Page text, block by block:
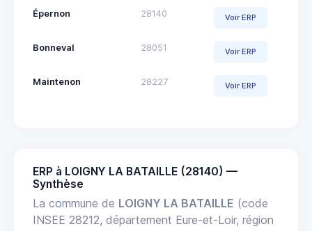
Épernon 28140 Voir ERP
Bonneval 28051 Voir ERP
Maintenon 28227 Voir ERP
ERP à LOIGNY LA BATAILLE (28140) —
Synthèse
La commune de LOIGNY LA BATAILLE (code
INSEE 28212, département Eure-et-Loir, région